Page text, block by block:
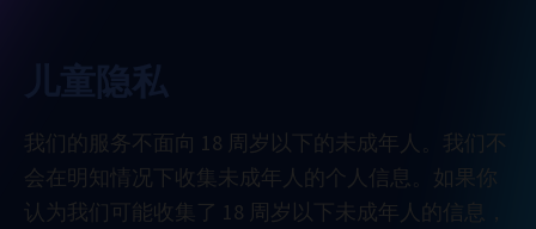
儿童隐私
我们的服务不面向 18 周岁以下的未成年人。我们不
会在明知情况下收集未成年人的个人信息。如果你
认为我们可能收集了 18 周岁以下未成年人的信息，